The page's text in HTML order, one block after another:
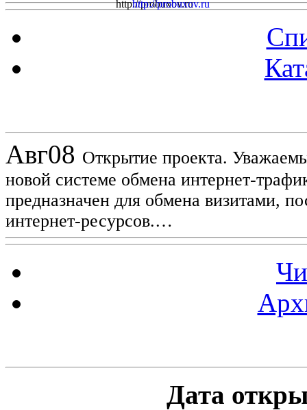
Авг08 Открытие проекта.
новой системе обмена интернет-
предназначен для обмена визитами,
интернет-ресурсов.…
Дата